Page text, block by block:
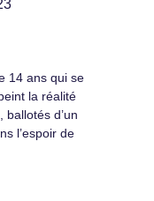
14 ans qui se
la réalité
d’un
l’espoir de